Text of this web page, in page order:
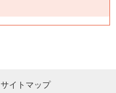
サイトマップ